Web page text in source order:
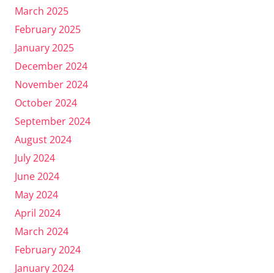
March 2025
February 2025
January 2025
December 2024
November 2024
October 2024
September 2024
August 2024
July 2024
June 2024
May 2024
April 2024
March 2024
February 2024
January 2024